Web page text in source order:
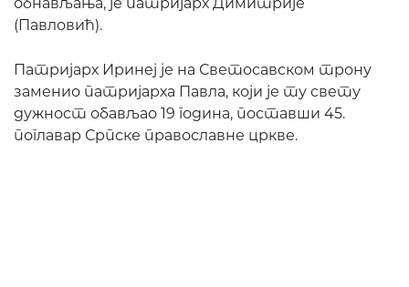
(Павловић).
Патријарх Иринеј је на Светосавском трону
заменио патријарха Павла, који је ту свету
дужност обављао 19 година, поставши 45.
поглавар Српске православне цркве.